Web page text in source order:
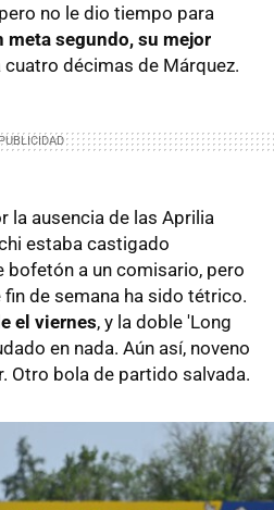
no le dio tiempo para
meta segundo, su mejor
cuatro décimas de Márquez.
la ausencia de las Aprilia
estaba castigado
bofetón a un comisario, pero
de semana ha sido tétrico.
el viernes, y la doble 'Long
en nada. Aún así, noveno
Otro bola de partido salvada.